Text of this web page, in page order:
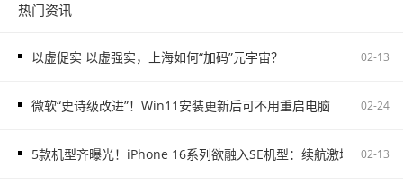
热门资讯
以虚促实 以虚强实，上海如何“加码”元宇宙？ 02-13
微软“史诗级改进”！Win11安装更新后可不用重启电脑 02-24
5款机型齐曝光！iPhone 16系列欲融入SE机型：续航激增、8G内
02-13